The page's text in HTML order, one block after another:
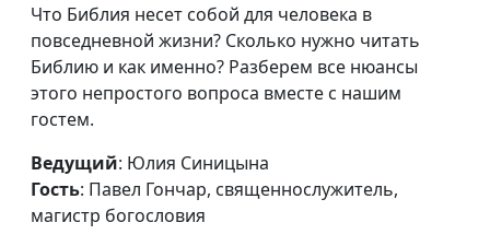
Павел Гончар,
священнослужитель,
магистр богословия
Личные отношения с Богом
магистр богословия
Крещение Духом Святым
Что Библия несет собой для человека в
повседневной жизни? Сколько нужно читать
Библию и как именно? Разберем все нюансы
этого непростого вопроса вместе с нашим
гостем.
Ведущий: Юлия Синицына
Гость: Павел Гончар, священнослужитель,
магистр богословия